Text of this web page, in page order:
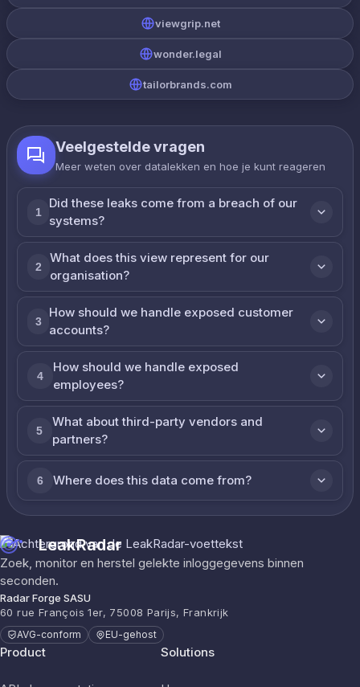
viewgrip.net
wonder.legal
tailorbrands.com
Veelgestelde vragen
Meer weten over datalekken en hoe je kunt reageren
1
Did these leaks come from a breach of our
systems?
2
What does this view represent for our
organisation?
3
How should we handle exposed customer
accounts?
4
How should we handle exposed
employees?
5
What about third-party vendors and
partners?
6 Where does this data come from?
LeakRadar
Zoek, monitor en herstel gelekte inloggegevens binnen
seconden.
Radar Forge SASU
60 rue François 1er, 75008 Parijs, Frankrijk
AVG-conform EU-gehost
Product Solutions